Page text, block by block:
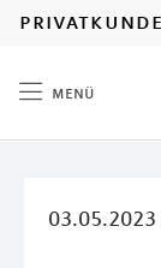
menü
03.05.2023